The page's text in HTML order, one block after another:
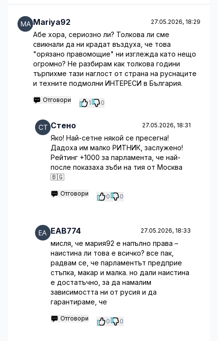
Mariya92 27.05.2026, 18:29
Абе хора, сериозно ли? Толкова ли сме
свикнали да ни крадат въздуха, че това
"орязано правомощие" ни изглежда като нещо
огромно? Не разбирам как толкова години
търпихме тази наглост от страна на руснаците
и техните подмолни ИНТЕРЕСИ в България.
Отговори 1 0
Стено 27.05.2026, 18:31
Яко! Най-сетне някой се пресегна!
Дадоха им малко РИТНИК, заслужено!
Рейтинг +1000 за парламента, че най-
после показаха зъби на тия от Москва
🇧🇬
Отговори 0 0
EAB774 27.05.2026, 18:33
мисля, че мария92 е напълно права –
наистина ли това е всичко? все пак,
радвам се, че парламентът предприе
стъпка, макар и малка. но дали наистина
е достатъчно, за да намалим
зависимостта ни от русия и да
гарантираме, че
Отговори 0 0